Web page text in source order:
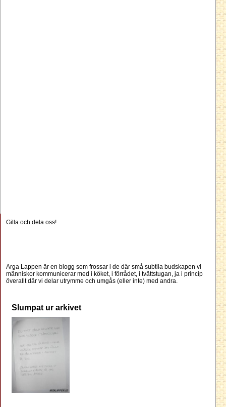
Gilla och dela oss!
Arga Lappen är en blogg som frossar i de där små subtila budskapen vi
människor kommunicerar med i köket, i förrådet, i tvättstugan, ja i princip
överallt där vi delar utrymme och umgås (eller inte) med andra.
Slumpat ur arkivet